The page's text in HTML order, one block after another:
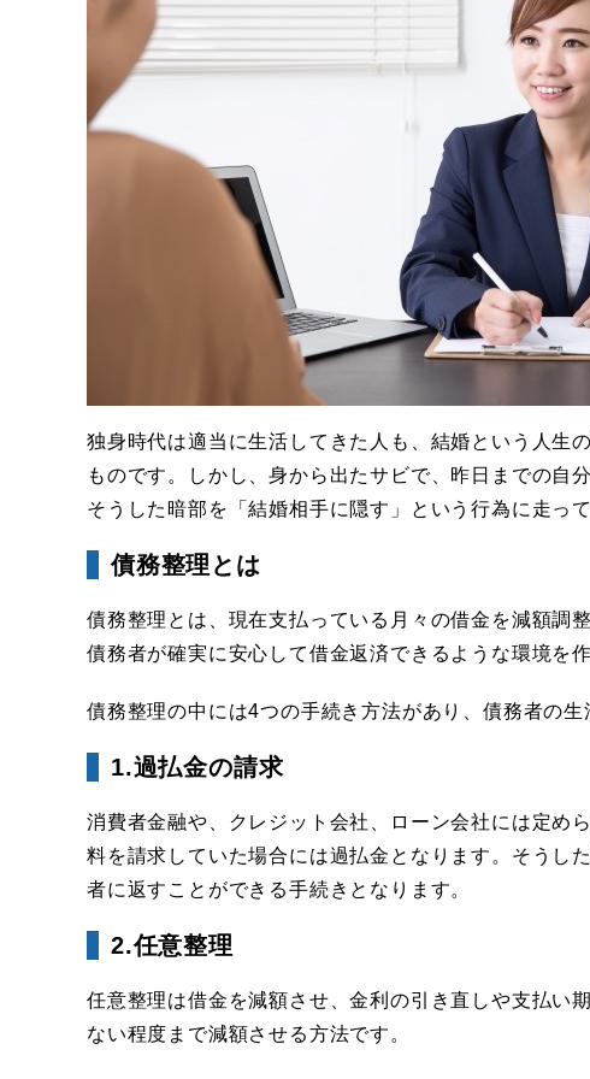
独身時代は適当に生活してきた人も、結婚という人生
ものです。しかし、身から出たサビで、昨日までの自
そうした暗部を「結婚相手に隠す」という行為に走っ
債務整理とは
債務整理とは、現在支払っている月々の借金を減額調
債務者が確実に安心して借金返済できるような環境を
債務整理の中には4つの手続き方法があり、債務者の
1.過払金の請求
消費者金融や、クレジット会社、ローン会社には定め
料を請求していた場合には過払金となります。そうし
者に返すことができる手続きとなります。
2.任意整理
任意整理は借金を減額させ、金利の引き直しや支払い
ない程度まで減額させる方法です。